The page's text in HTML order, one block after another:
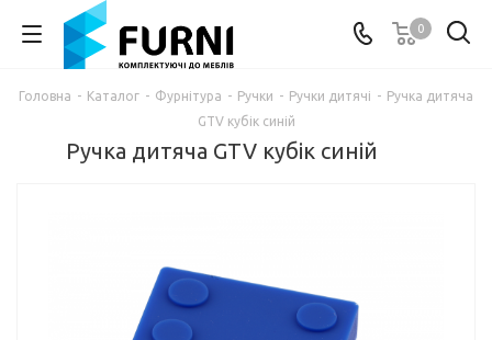
0
Головна - Каталог - Фурнітура - Ручки - Ручки дитячі - Ручка дитяча
GTV кубік синій
Ручка дитяча GTV кубік синій